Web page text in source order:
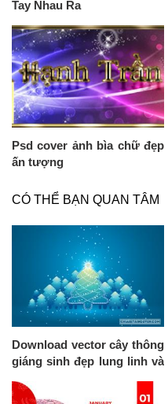
Tay Nhau Ra
Psd cover ảnh bìa chữ đẹp
ấn tượng
CÓ THỂ BẠN QUAN TÂM
Download vector cây thông
giáng sinh đẹp lung linh và